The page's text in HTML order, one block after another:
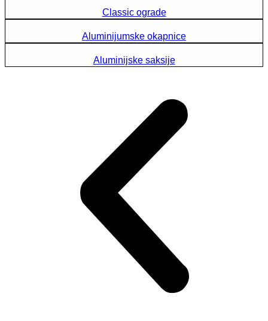
Classic ograde
Aluminijumske okapnice
Aluminijske saksije